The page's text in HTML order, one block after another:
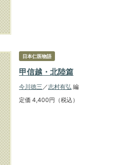
日本仁医物語
甲信越・北陸篇
今川徳三 ／志村有弘 編
定価 4,400円（税込）